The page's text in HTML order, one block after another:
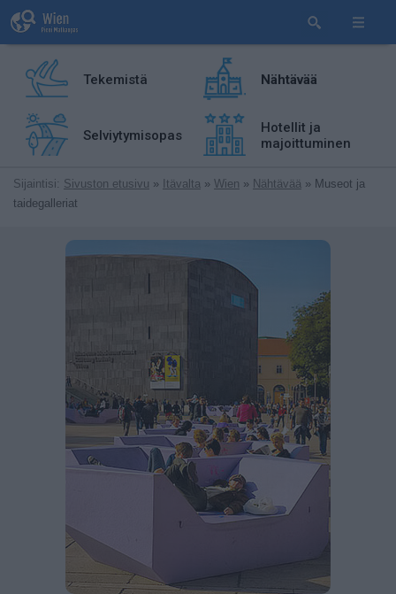
Tekemistä Nähtävää
Selviytymisopas
Hotellit ja
majoittuminen
Sijaintisi: Sivuston etusivu » Itävalta » Wien » Nähtävää » Museot ja
taidegalleriat